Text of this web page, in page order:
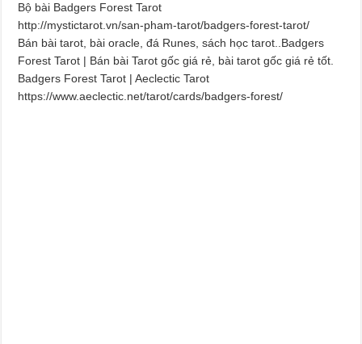
Bộ bài Badgers Forest Tarot
http://mystictarot.vn/san-pham-tarot/badgers-forest-tarot/
Bán bài tarot, bài oracle, đá Runes, sách học tarot..Badgers
Forest Tarot | Bán bài Tarot gốc giá rẻ, bài tarot gốc giá rẻ tốt.
Badgers Forest Tarot | Aeclectic Tarot
https://www.aeclectic.net/tarot/cards/badgers-forest/